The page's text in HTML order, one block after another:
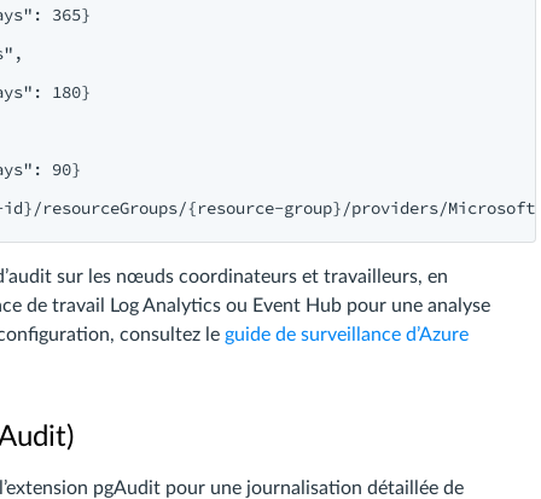
365}
180}
90}
sur les nœuds coordinateurs et travailleurs, en
de travail Log Analytics ou Event Hub pour une analyse
consultez le guide de surveillance d’Azure
pgAudit pour une journalisation détaillée de